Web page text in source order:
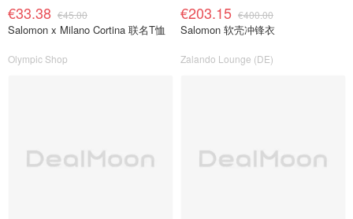
€33.38 €45.00
Salomon x Milano Cortina 联名T恤
Olympic Shop
€203.15 €400.00
Salomon 软壳冲锋衣
Zalando Lounge (DE)